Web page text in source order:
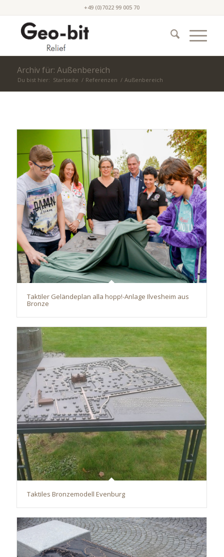
+49 (0)7022 99 005 70
Archiv für: Außenbereich
Du bist hier: Startseite / Referenzen / Außenbereich
Taktiler Geländeplan alla hopp!-Anlage Ilvesheim aus
Bronze
Taktiles Bronzemodell Evenburg